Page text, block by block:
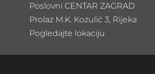
Poslovni CENTAR ZAGRAD
Prolaz M.K. Kozulić 3, Rijeka
Pogledajte lokaciju